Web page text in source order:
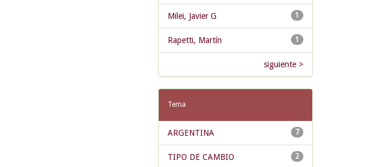
1
Milei, Javier G
1
Rapetti, Martín
siguiente >
Tema
7
ARGENTINA
2
TIPO DE CAMBIO